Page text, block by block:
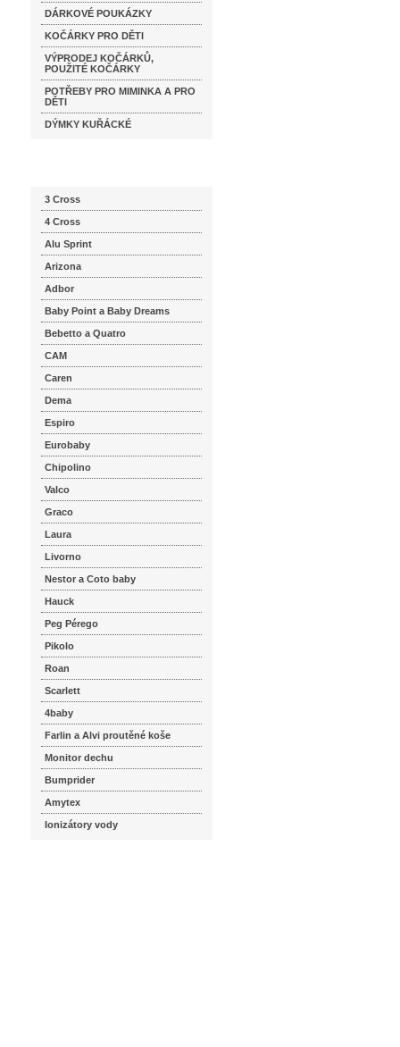
DÁRKOVÉ POUKÁZKY
KOČÁRKY PRO DĚTI
VÝPRODEJ KOČÁRKŮ,
POUŽITÉ KOČÁRKY
POTŘEBY PRO MIMINKA A PRO
DĚTI
DÝMKY KUŘÁCKÉ
3 Cross
4 Cross
Alu Sprint
Arizona
Adbor
Baby Point a Baby Dreams
Bebetto a Quatro
CAM
Caren
Dema
Espiro
Eurobaby
Chipolino
Valco
Graco
Laura
Livorno
Nestor a Coto baby
Hauck
Peg Pérego
Pikolo
Roan
Scarlett
4baby
Farlin a Alvi proutěné koše
Monitor dechu
Bumprider
Amytex
Ionizátory vody